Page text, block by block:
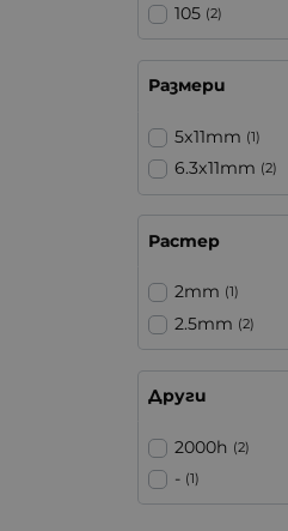
105 (2)
Размери
5x11mm (1)
6.3x11mm (2)
Растер
2mm (1)
2.5mm (2)
Други
2000h (2)
- (1)